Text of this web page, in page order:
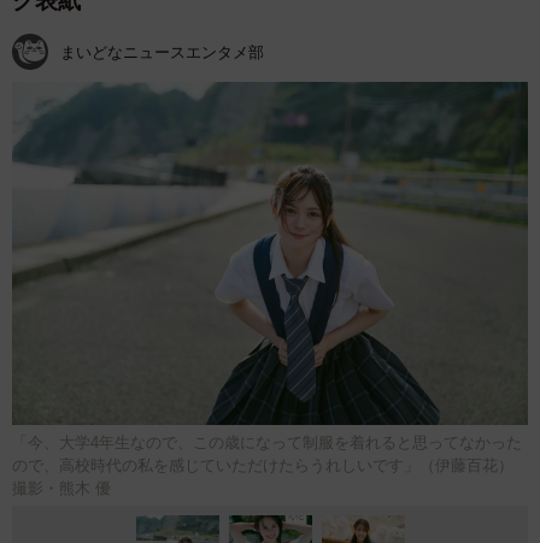
まいどなニュースエンタメ部
「今、大学4年生なので、この歳になって制服を着れると思ってなかった
ので、高校時代の私を感じていただけたらうれしいです」（伊藤百花）
撮影・熊木 優